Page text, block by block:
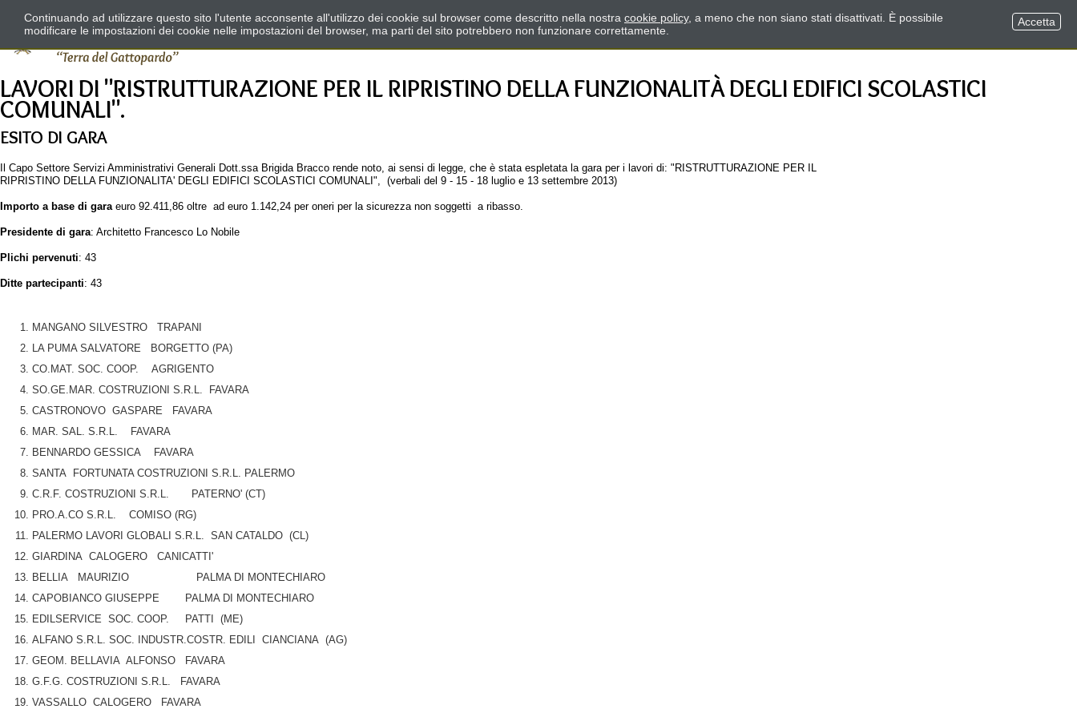
LAVORI DI "RISTRUTTURAZIONE PER IL RIPRISTINO DELLA FUNZIONALITÀ DEGLI EDIFICI SCOLASTICI
COMUNALI".
ESITO DI GARA
Il Capo Settore Servizi Amministrativi Generali Dott.ssa Brigida Bracco rende noto, ai sensi di legge, che è stata espletata la gara per i lavori di: "RISTRUTTURAZIONE PER IL
RIPRISTINO DELLA FUNZIONALITA' DEGLI EDIFICI SCOLASTICI COMUNALI", (verbali del 9 - 15 - 18 luglio e 13 settembre 2013)
Importo a base di garaeuro 92.411,86 oltre ad euro 1.142,24 per oneri per la sicurezza non soggetti a ribasso.
Presidente di gara: Architetto Francesco Lo Nobile
Plichi pervenuti: 43
Ditte partecipanti: 43
MANGANO SILVESTRO TRAPANI
LA PUMA SALVATORE BORGETTO (PA)
CO.MAT. SOC. COOP. AGRIGENTO
SO.GE.MAR. COSTRUZIONI S.R.L. FAVARA
CASTRONOVO GASPARE FAVARA
MAR. SAL. S.R.L. FAVARA
BENNARDO GESSICA FAVARA
SANTA FORTUNATA COSTRUZIONI S.R.L. PALERMO
C.R.F. COSTRUZIONI S.R.L. PATERNO' (CT)
PRO.A.CO S.R.L. COMISO (RG)
PALERMO LAVORI GLOBALI S.R.L. SAN CATALDO (CL)
GIARDINA CALOGERO CANICATTI'
BELLIA MAURIZIO PALMA DI MONTECHIARO
CAPOBIANCO GIUSEPPE PALMA DI MONTECHIARO
EDILSERVICE SOC. COOP. PATTI (ME)
ALFANO S.R.L. SOC. INDUSTR.COSTR. EDILI CIANCIANA (AG)
GEOM. BELLAVIA ALFONSO FAVARA
G.F.G. COSTRUZIONI S.R.L. FAVARA
VASSALLO CALOGERO FAVARA
Continuando ad utilizzare questo sito l'utente acconsente all'utilizzo dei cookie sul browser come descritto nella nostra cookie policy, a meno che non siano stati disattivati. È possibile
modificare le impostazioni dei cookie nelle impostazioni del browser, ma parti del sito potrebbero non funzionare correttamente.
Accetta